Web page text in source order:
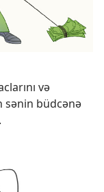
və
sənin büdcənə